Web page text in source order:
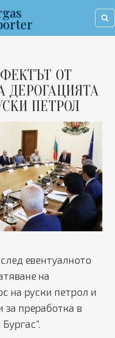
ОТ
ДЕРОГАЦИЯТА
ПЕТРОЛ
евентуалното
на
на руски петрол и
за преработка в